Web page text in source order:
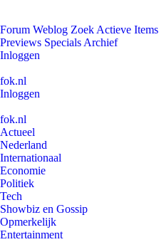
Forum Weblog Zoek Actieve Items
Previews Specials Archief
Inloggen
fok.nl
Inloggen
fok.nl
Actueel
Nederland
Internationaal
Economie
Politiek
Tech
Showbiz en Gossip
Opmerkelijk
Entertainment